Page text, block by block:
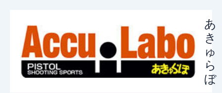
あ
き
ゅ
ら
ぼ